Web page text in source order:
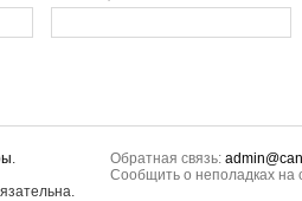
Обратная связь:
Сообщить о неполадках на